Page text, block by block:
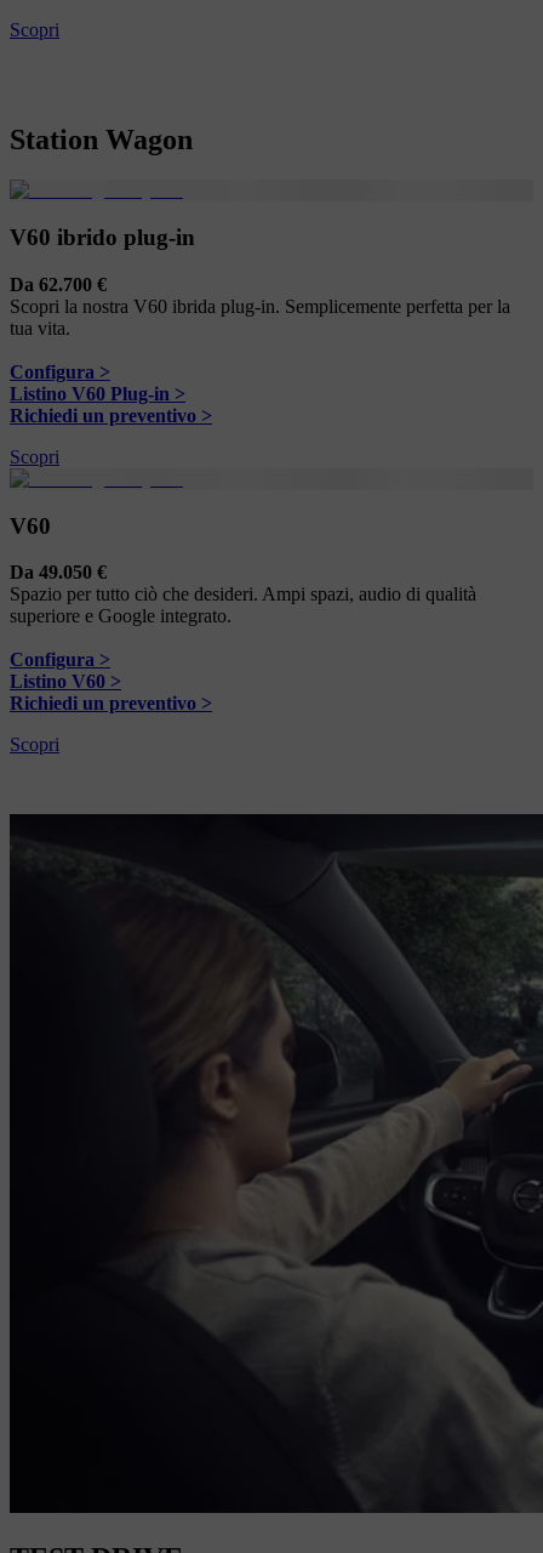
Scopri
Station Wagon
V60 ibrido plug-in
Da 62.700 €
Scopri la nostra V60 ibrida plug-in. Semplicemente perfetta per la
tua vita.
Configura >
Listino V60 Plug-in >
Richiedi un preventivo >
Scopri
V60
Da 49.050 €
Spazio per tutto ciò che desideri. Ampi spazi, audio di qualità
superiore e Google integrato.
Configura >
Listino V60 >
Richiedi un preventivo >
Scopri